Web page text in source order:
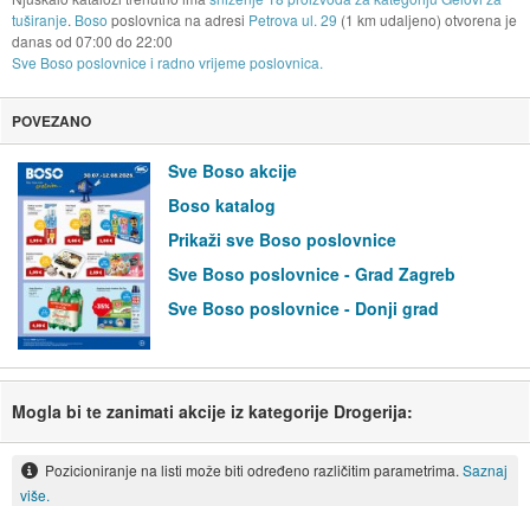
tuširanje. Boso poslovnica na adresi Petrova ul. 29 (1 km udaljeno) otvorena je
danas od 07:00 do 22:00
Sve Boso poslovnice i radno vrijeme poslovnica.
POVEZANO
Sve Boso akcije
Boso katalog
Prikaži sve Boso poslovnice
Sve Boso poslovnice - Grad Zagreb
Sve Boso poslovnice - Donji grad
Mogla bi te zanimati akcije iz kategorije Drogerija:
Pozicioniranje na listi može biti određeno različitim parametrima. Saznaj
više.